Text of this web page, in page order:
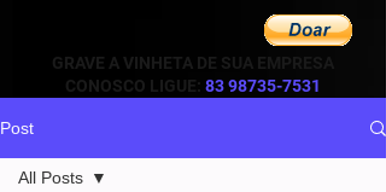
GRAVE A VINHETA DE SUA EMPRESA
CONOSCO LIGUE: 83 98735-7531
Post
All Posts